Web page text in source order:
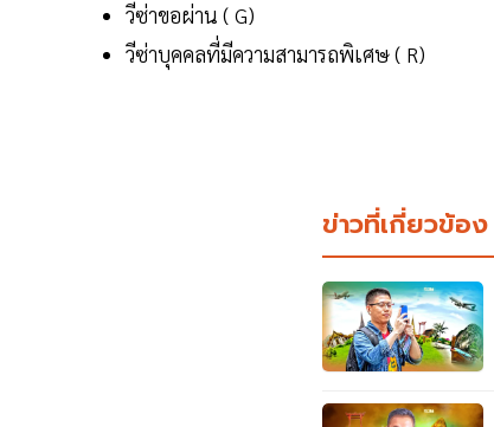
วีซ่าขอผ่าน ( G)
วีซ่าบุคคลที่มีความสามารถพิเศษ ( R)
ข่าวที่เกี่ยวข้อง